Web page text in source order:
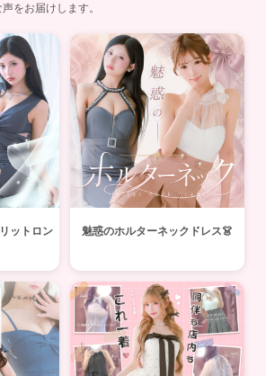
をお届けします。
ットロン
魅惑のホルターネックドレス👗